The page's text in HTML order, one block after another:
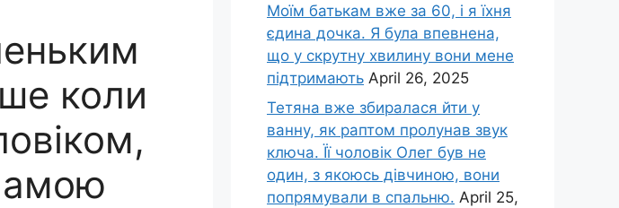
коли
Моїм батькам вже за 60, і я їхня
єдина дочка. Я була впевнена,
що у скрутну хвилину вони мене
підтримають April 26, 2025
Тетяна вже збиралася йти у
ванну, як раптом пролунав звук
ключа. Її чоловік Олег був не
один, з якоюсь дівчиною, вони
попрямували в спальню. April 25,